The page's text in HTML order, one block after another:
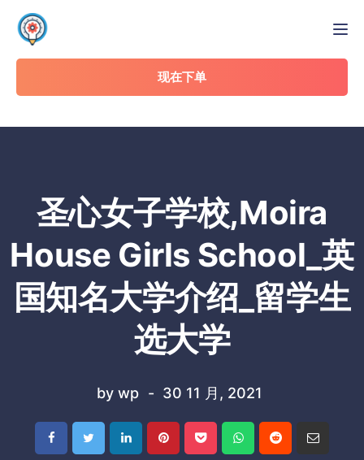
现在下单
圣心女子学校,Moira
House Girls School_英
国知名大学介绍_留学生
选大学
by wp 30 11 月, 2021